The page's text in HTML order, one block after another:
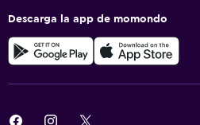
Descarga la app de momondo